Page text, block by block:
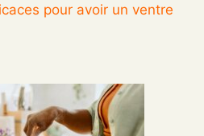
pour avoir un ventre